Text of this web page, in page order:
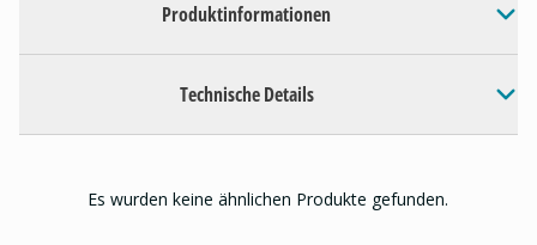
Produktinformationen
Technische Details
Es wurden keine ähnlichen Produkte gefunden.